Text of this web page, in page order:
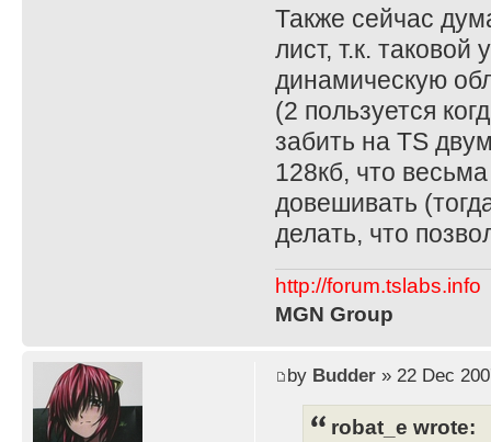
Также сейчас
лист, т.к.
динамическую
(2 пользуется
забить на TS
128кб, что
довешивать
делать, что
http://forum.tslabs.info
MGN Group
by Budder» 22 Dec
robat_e wrote: